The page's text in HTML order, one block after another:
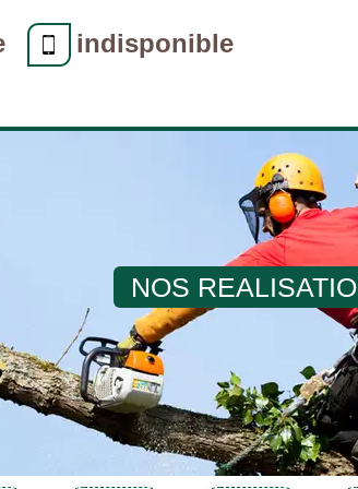
indisponible
NOS